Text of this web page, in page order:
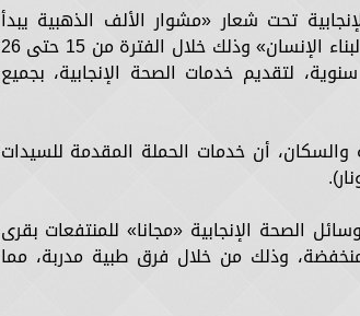
تحت شعار «مشوار الألف الذهبية يبدأ
بخطوة» في إطار تنفيذ مبادرة رئيس الجمهورية «بداية جديدة لبناء الإنسان» وذلك خلال الفترة من 15 حتى 26
سنوية، لتقديم خدمات الصحة الإنجابية، بجميع
أن خدمات الحملة المقدمة للسيدات
الصحة الإنجابية «مجانا» للمنتفعات بقرى
وذلك من خلال فرق طبية مدربة، مما